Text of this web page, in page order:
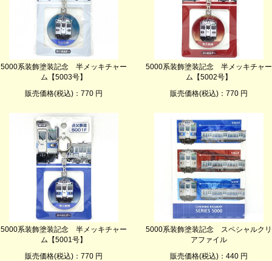
5000系装飾塗装記念 半メッキチャー
ム【5003号】
販売価格(税込)：770 円
5000系装飾塗装記念 半メッキチャー
ム【5002号】
販売価格(税込)：770 円
5000系装飾塗装記念 半メッキチャー
ム【5001号】
販売価格(税込)：770 円
5000系装飾塗装記念 スペシャルクリ
アファイル
販売価格(税込)：440 円